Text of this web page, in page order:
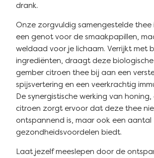
drank.
Onze zorgvuldig samengestelde thee
een genot voor de smaakpapillen,
weldaad voor je lichaam. Verrijkt met
ingrediënten, draagt deze
gember citroen thee bij aan een
spijsvertering en een veerkrachtig
De synergistische werking van honing,
citroen zorgt ervoor dat deze thee
ontspannend is, maar ook een aantal
gezondheidsvoordelen biedt.
Laat jezelf meeslepen door de